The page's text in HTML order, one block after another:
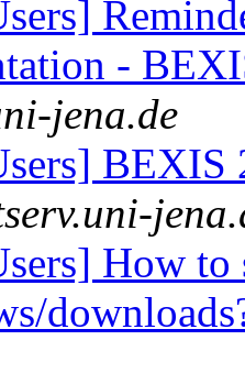
-
jena.de
BEXIS
How